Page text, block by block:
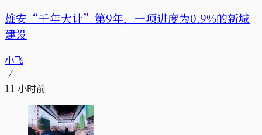
雄安“千年大计”第9年，一项进度为0.9%的新城
建设
小飞
11 小时前